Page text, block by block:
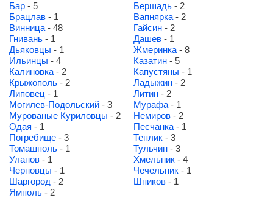
Бар - 5 Бершадь - 2
Брацлав - 1 Вапнярка - 2
Винница - 48 Гайсин - 2
Гнивань - 1 Дашев - 1
Дьяковцы - 1 Жмеринка - 8
Ильинцы - 4 Казатин - 5
Калиновка - 2 Капустяны - 1
Крыжополь - 2 Ладыжин - 2
Липовец - 1 Литин - 2
Могилев-Подольский - 3 Мурафа - 1
Мурованые Куриловцы - 2 Немиров - 2
Одая - 1 Песчанка - 1
Погребище - 3 Теплик - 3
Томашполь - 1 Тульчин - 3
Уланов - 1 Хмельник - 4
Черновцы - 1 Чечельник - 1
Шаргород - 2 Шпиков - 1
Ямполь - 2